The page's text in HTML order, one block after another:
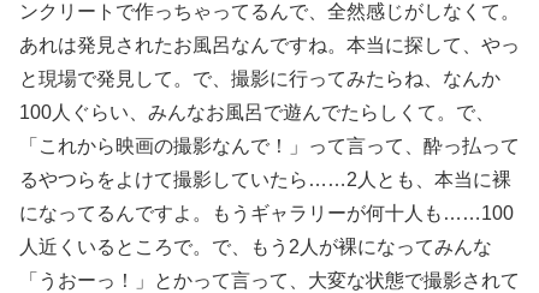
ンクリートで作っちゃってるんで、全然感じがしなくて。
あれは発見されたお風呂なんですね。本当に探して、やっ
と現場で発見して。で、撮影に行ってみたらね、なんか
100人ぐらい、みんなお風呂で遊んでたらしくて。で、
「これから映画の撮影なんで！」って言って、酔っ払って
るやつらをよけて撮影していたら……2人とも、本当に裸
になってるんですよ。もうギャラリーが何十人も……100
人近くいるところで。で、もう2人が裸になってみんな
「うおーっ！」とかって言って、大変な状態で撮影されて